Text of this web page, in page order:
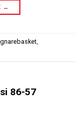
→
,
86-57